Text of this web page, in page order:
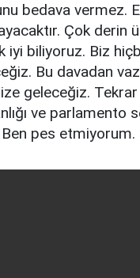
bedava vermez.
Çok derin
iyi biliyoruz. Biz
Bu davadan
geleceğiz.
ve parlamento
pes etmiyorum.